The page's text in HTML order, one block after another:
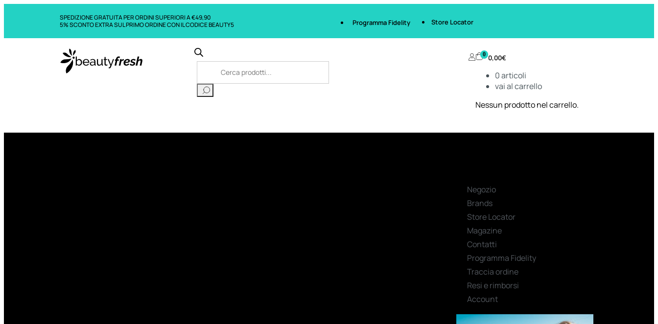
SPEDIZIONE GRATUITA PER ORDINI SUPERIORI A €49,90
5% SCONTO EXTRA SUL PRIMO ORDINE CON IL CODICE BEAUTY5
Programma Fidelity Store Locator
0 0,00€
0articoli
vai al carrello
Nessun prodotto nel carrello.
Negozio
Brands
Store Locator
Magazine
Contatti
Programma Fidelity
Traccia ordine
Resi e rimborsi
Account